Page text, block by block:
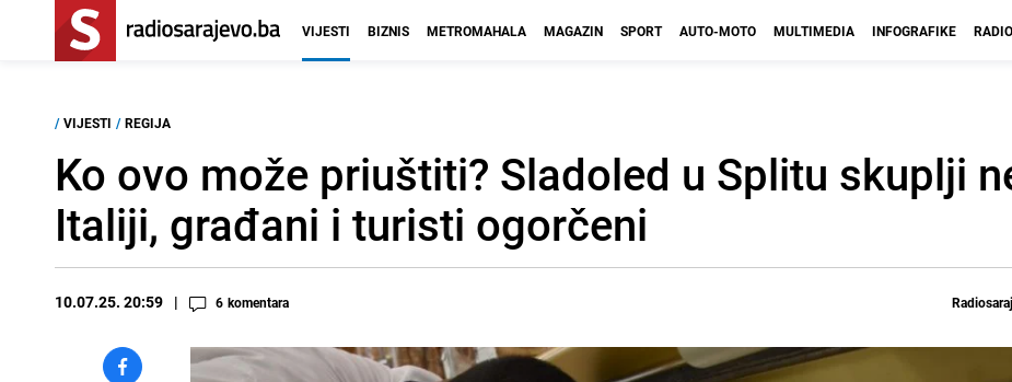
VIJESTI BIZNIS METROMAHALA MAGAZIN SPORT AUTO-MOTO MULTIMEDIA INFOGRAFIKE RADIO
/ VIJESTI / REGIJA
Ko ovo može priuštiti? Sladoled u Splitu skuplji
Italiji, građani i turisti ogorčeni
10.07.25. 20:59 6 komentara